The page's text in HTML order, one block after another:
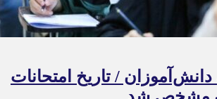
/ تاریخ امتحانات